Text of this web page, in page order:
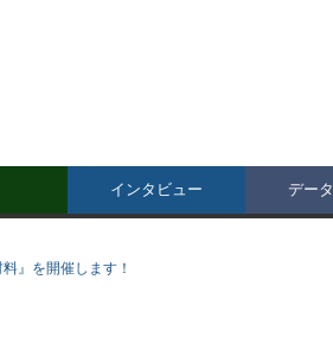
インタビュー デー
』を開催します！